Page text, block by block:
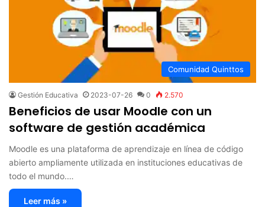
Comunidad Quinttos
Gestión Educativa 2023-07-26 0 2.570
Beneficios de usar Moodle con un
software de gestión académica
Moodle es una plataforma de aprendizaje en línea de código
abierto ampliamente utilizada en instituciones educativas de
todo el mundo.…
Leer más »